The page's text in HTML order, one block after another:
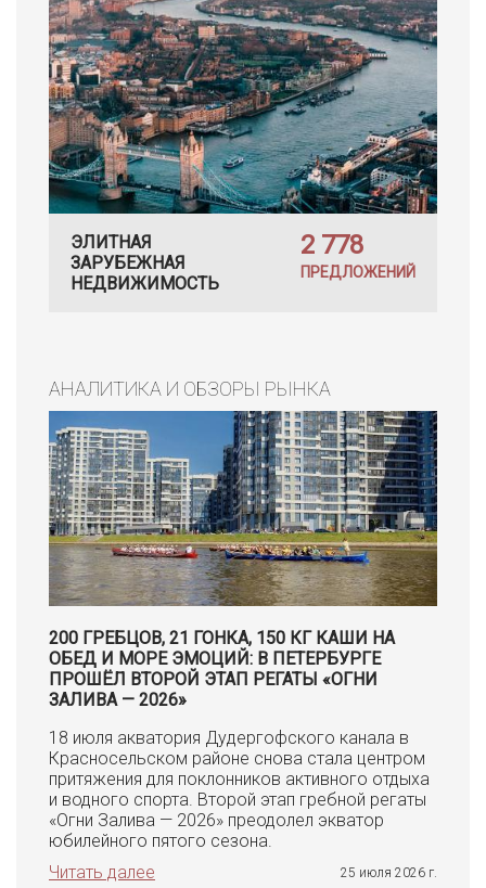
ЭЛИТНАЯ
ЗАРУБЕЖНАЯ
НЕДВИЖИМОСТЬ
2 778
ПРЕДЛОЖЕНИЙ
АНАЛИТИКА И ОБЗОРЫ РЫНКА
200 ГРЕБЦОВ, 21 ГОНКА, 150 КГ КАШИ НА
ОБЕД И МОРЕ ЭМОЦИЙ: В ПЕТЕРБУРГЕ
ПРОШЁЛ ВТОРОЙ ЭТАП РЕГАТЫ «ОГНИ
ЗАЛИВА — 2026»
18 июля акватория Дудергофского канала в
Красносельском районе снова стала центром
притяжения для поклонников активного отдыха
и водного спорта. Второй этап гребной регаты
«Огни Залива — 2026» преодолел экватор
юбилейного пятого сезона.
Читать далее
25 июля 2026 г.